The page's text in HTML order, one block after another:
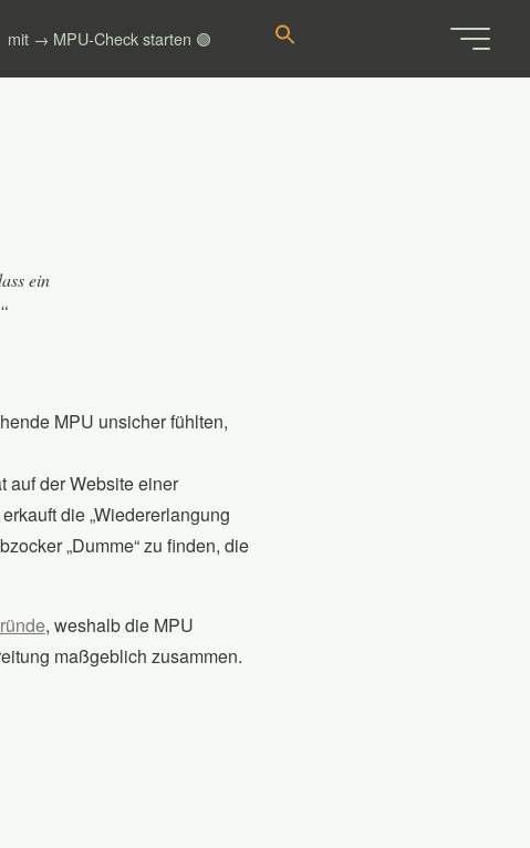
mit → MPU-Check starten 🟢
ein
MPU unsicher fühlten,
auf der Website einer
die „Wiedererlangung
„Dumme“ zu finden, die
, weshalb die MPU
maßgeblich zusammen.